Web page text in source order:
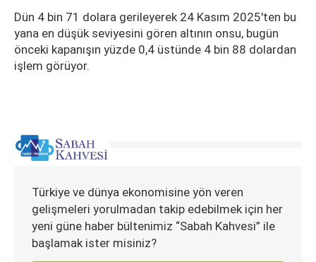
Dün 4 bin 71 dolara gerileyerek 24 Kasım 2025'ten bu
yana en düşük seviyesini gören altının onsu, bugün
önceki kapanışın yüzde 0,4 üstünde 4 bin 88 dolardan
işlem görüyor.
Türkiye ve dünya ekonomisine yön veren
gelişmeleri yorulmadan takip edebilmek için her
yeni güne haber bültenimiz “Sabah Kahvesi” ile
başlamak ister misiniz?